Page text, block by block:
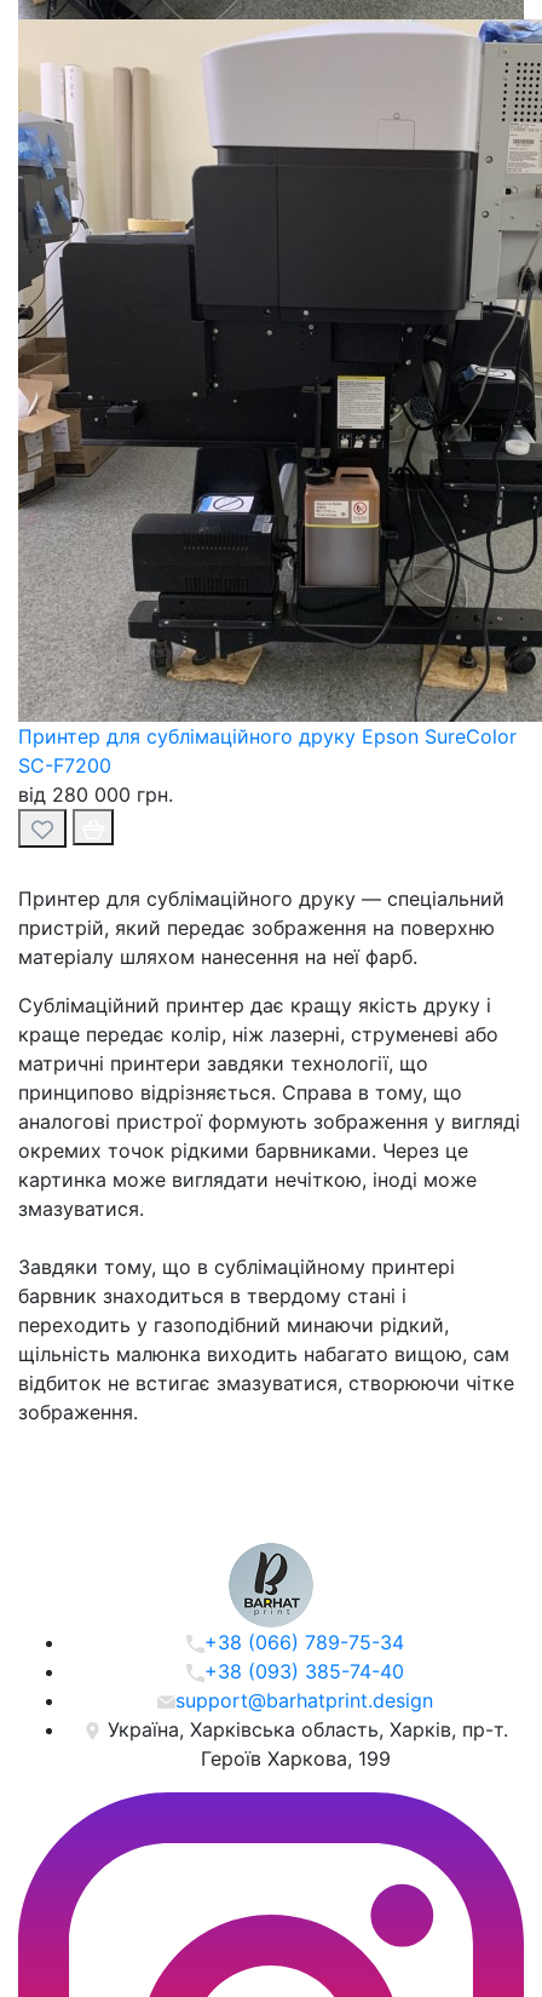
Принтер для сублімаційного друку Epson SureColor
SC-F7200
від 280 000 грн.
Принтер для сублімаційного друку — спеціальний
пристрій, який передає зображення на поверхню
матеріалу шляхом нанесення на неї фарб.
Сублімаційний принтер дає кращу якість друку і
краще передає колір, ніж лазерні, струменеві або
матричні принтери завдяки технології, що
принципово відрізняється. Справа в тому, що
аналогові пристрої формують зображення у вигляді
окремих точок рідкими барвниками. Через це
картинка може виглядати нечіткою, іноді може
змазуватися.
Завдяки тому, що в сублімаційному принтері
барвник знаходиться в твердому стані і
переходить у газоподібний минаючи рідкий,
щільність малюнка виходить набагато вищою, сам
відбиток не встигає змазуватися, створюючи чітке
зображення.
+38 (066) 789-75-34
+38 (093) 385-74-40
support@barhatprint.design
Україна, Харківська область, Харків, пр-т.
Героїв Харкова, 199